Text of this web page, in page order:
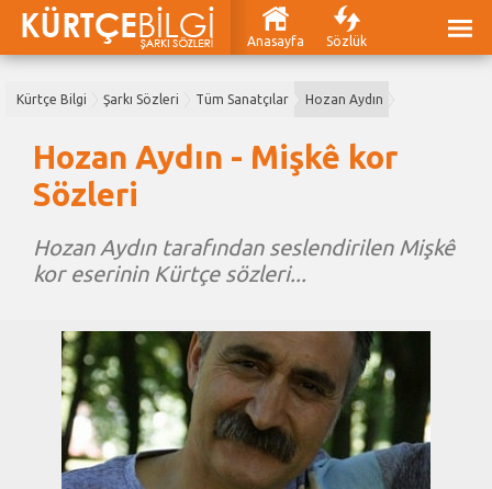
Anasayfa Sözlük
Kürtçe Bilgi Şarkı Sözleri Tüm Sanatçılar Hozan Aydın
Hozan Aydın - Mişkê kor
Sözleri
Hozan Aydın tarafından seslendirilen Mişkê
kor eserinin Kürtçe sözleri...